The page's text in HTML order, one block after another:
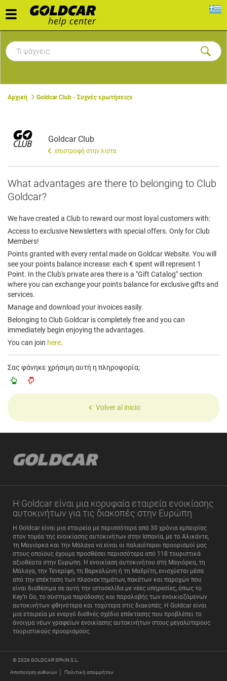
Toggle
navigation
Αρχική Goldcar Club - Συχνές ερωτήσειςs
Goldcar Club
επιστροφή στην λίστα
What advantages are there to belonging to Club
Goldcar?
We have created a Club to reward our most loyal customers with:
Access to exclusive Newsletters with special offers. Only for Club
Members!
Points granted with every rental made on Goldcar Website. You will
see your points balance increase: each € spent will represent 1
Point. In the Club's private area there is a "Gift Catalog" section
where you can exchange your points balance for exclusive gifts and
services.
Manage and download your invoices easily.
Belonging to Club Goldcar is completely free and you can
immediately begin enjoying the advantages.
You can join here.
Σας φάνηκε χρήσιμη αυτή η πληροφορία;
Volver al inicio
Η Goldcar είναι μια κορυφαία εταιρεία ενοικίασης
αυτοκινήτων για τις διακοπές στην Ευρώπη
Η Goldcar είναι μια εταιρεία με περισσότερα από 30 χρόνια εμπειρίας
στον τομέα της ενοικίασης αυτοκινήτων στην Ισπανία, με το Αλικάντε,
τη Μαγιόρκα και την Μάλαγα να είναι οι παλαιότεροι προορισμοί μας
στους οποίους έχουμε προσθέσει περισσότερα από 118 τουριστικά
αξιοθέατα στην Ευρώπη. Η ενοικίαση αυτοκινήτου στη Μαγιόρκα, τη
Μάλαγα, την Τενερίφη, τη Βαρκελώνη ή τη Μαδρίτη, ενισχύεται μέσα
από την επέκταση των πλεονεκτημάτων, πακέτων και παροχών που
είναι διαθέσιμα σε αυτή την ιστοσελίδα με νέες υπηρεσίες, όπως το
Key’n Go, το σύστημα παράδοσης και παραλαβής των ενοικιαζόμενων
αυτοκινήτων φθηνότερα και ταχύτερα στις διακοπές. Η Goldcar είναι
μια εταιρεία με ενεργό διεθνές σχέδιο επέκτασης που προβλέπει το
άνοιγμα νέων γραφείων ενοικίασης αυτοκινήτων στους μεγαλύτερους
τουριστικούς προορισμούς.
© 2026 GOLDCAR SPAIN S.L.
Αποποίηση ευθυνών Πολιτική απορρήτου